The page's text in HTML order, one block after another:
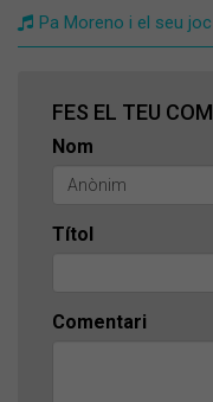
Pa Moreno i el seu
FES EL TEU
Nom
Títol
Comentari